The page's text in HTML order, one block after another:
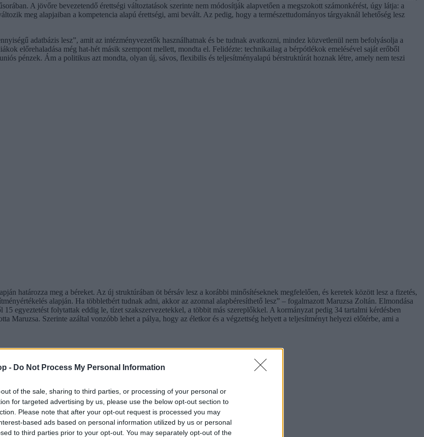
- Do Not Process My Personal Information
of the sale, sharing to third parties, or processing of your personal or
for targeted advertising by us, please use the below opt-out section to
Please note that after your opt-out request is processed you may
based ads based on personal information utilized by us or personal
to third parties prior to your opt-out. You may separately opt-out of the
A jövőre bevezetendő érettségi változtatások szerinte nem módosítják alapvetően a megszokott számonkérést, úgy látja: a
meg alapjaiban a kompetencia alapú érettségi, ami bevált. Az pedig, hogy a természettudományos tárgyaknál lehetőség lesz
adatbázis lesz”, amit az intézményvezetők használhatnak és be tudnak avatkozni, mindez közvetlenül nem befolyásolja a
előrehaladása még hat-hét másik szempont mellett, mondta el. Felidézte: technikailag a bérpótlékok emelésével saját erőből
pénzek. Ám a politikus azt mondta, olyan új, sávos, flexibilis és teljesítményalapú bérstruktúrát hoznak létre, amely nem teszi
határozza meg a béreket. Az új struktúrában öt bérsáv lesz a korábbi minősítéseknek megfelelően, és keretek között lesz a fizetés,
alapján. Ha többletbért tudnak adni, akkor az azonnal alapbéresíthető lesz” – fogalmazott Maruzsa Zoltán. Elmondása
egyeztetést folytattak eddig le, tízet szakszervezetekkel, a többit más szereplőkkel. A kormányzat pedig 34 tartalmi kérdésben
Maruzsa. Szerinte azáltal vonzóbb lehet a pálya, hogy az életkor és a végzettség helyett a teljesítményt helyezi előtérbe, ami a